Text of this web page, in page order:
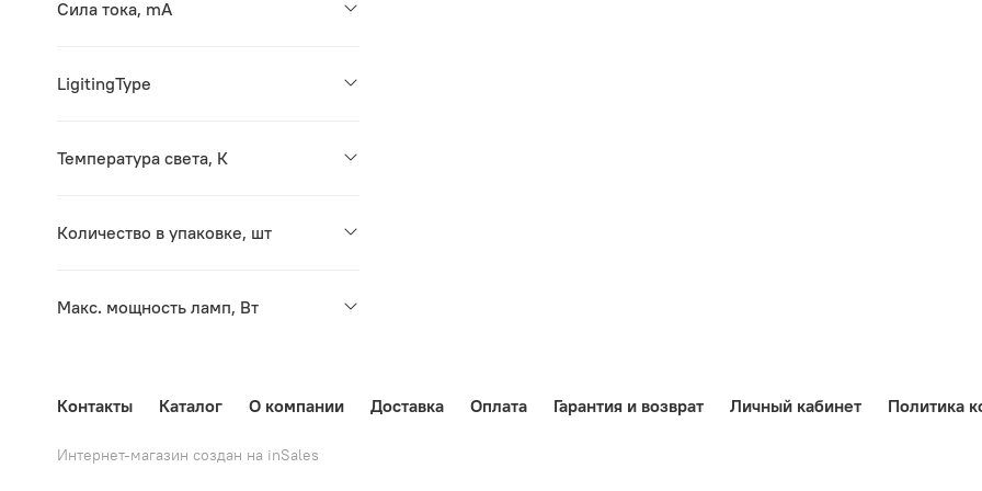
Сила тока, mA
LigitingType
Температура света, К
Количество в упаковке, шт
Макс. мощность ламп, Вт
Контакты Каталог О компании Доставка Оплата Гарантия и возврат Личный кабинет Политика
Интернет-магазин создан на inSales